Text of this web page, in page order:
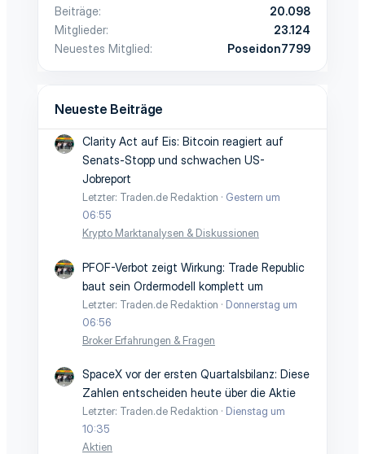
Beiträge
20.098
Mitglieder
23.124
Neuestes Mitglied
Poseidon7799
Neueste Beiträge
Clarity Act auf Eis: Bitcoin reagiert auf
Senats-Stopp und schwachen US-
Jobreport
Letzter: Traden.de Redaktion
Gestern um
06:55
Krypto Marktanalysen & Diskussionen
PFOF-Verbot zeigt Wirkung: Trade Republic
baut sein Ordermodell komplett um
Letzter: Traden.de Redaktion
Donnerstag um
06:56
Broker Erfahrungen & Fragen
SpaceX vor der ersten Quartalsbilanz: Diese
Zahlen entscheiden heute über die Aktie
Letzter: Traden.de Redaktion
Dienstag um
10:35
Aktien